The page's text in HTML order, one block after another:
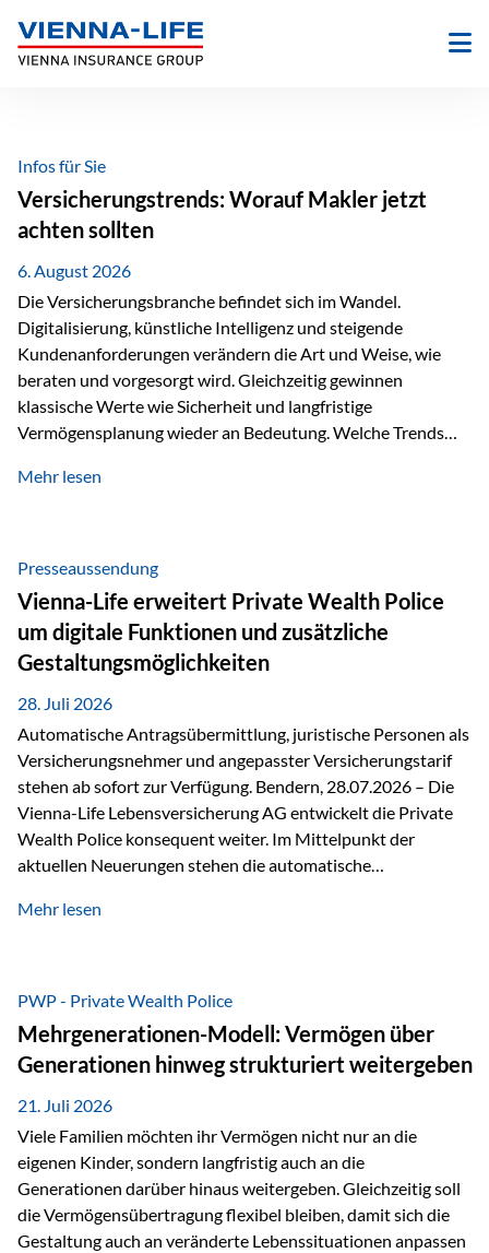
Inhalt
springen
Infos für Sie
Versicherungstrends: Worauf Makler jetzt
achten sollten
6. August 2026
Die Versicherungsbranche befindet sich im Wandel.
Digitalisierung, künstliche Intelligenz und steigende
Kundenanforderungen verändern die Art und Weise, wie
beraten und vorgesorgt wird. Gleichzeitig gewinnen
klassische Werte wie Sicherheit und langfristige
Vermögensplanung wieder an Bedeutung. Welche Trends
Blick behalten? Digitalisierung und KI verändern die
administrative Aufgaben, beschleunigen Abläufe und
schaffen mehr Zeit für das Wesentliche: die persönliche
Beratung. Gerade deshalb wird die individuelle Betreuung
zum entscheidenden Erfolgsfaktor. Technologie kann
unterstützen, Vertrauen entsteht jedoch weiterhin im
persönlichen Gespräch. Bei der Vienna-Life reagieren…
Mehr lesen
Presseaussendung
Vienna-Life erweitert Private Wealth Police
um digitale Funktionen und zusätzliche
Gestaltungsmöglichkeiten
28. Juli 2026
Automatische Antragsübermittlung, juristische Personen als
Versicherungsnehmer und angepasster Versicherungstarif
stehen ab sofort zur Verfügung. Bendern, 28.07.2026 – Die
Vienna-Life Lebensversicherung AG entwickelt die Private
Wealth Police konsequent weiter. Im Mittelpunkt der
aktuellen Neuerungen stehen die automatische
als Versicherungsnehmer einzusetzen, sowie eine
Abwicklung für Vertriebspartner deutlich effizienter
gestaltet. Anträge werden direkt elektronisch übermittelt,
Medienbrüche reduziert und die weitere Bearbeitung
beschleunigt. Ab sofort können auch juristische Personen,
wie Kapitalgesellschaften oder Stiftungen, als
Versicherungsnehmer eingesetzt werden. Damit erweitert
die Vienna-Life die Einsatzmöglichkeiten der Private Wealth
Police insbesondere für…
Mehr lesen
PWP - Private Wealth Police
Mehrgenerationen-Modell: Vermögen über
Generationen hinweg strukturiert weitergeben
21. Juli 2026
Viele Familien möchten ihr Vermögen nicht nur an die
eigenen Kinder, sondern langfristig auch an die
Generationen darüber hinaus weitergeben. Gleichzeitig soll
die Vermögensübertragung flexibel bleiben, damit sich die
Gestaltung auch an veränderte Lebenssituationen anpassen